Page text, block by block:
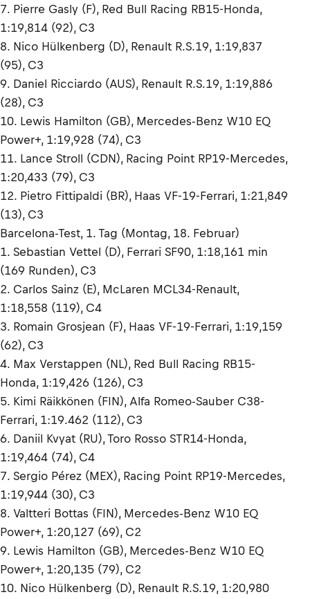
7. Pierre Gasly (F), Red Bull Racing RB15-Honda,
1:19,814 (92), C3
8. Nico Hülkenberg (D), Renault R.S.19, 1:19,837
(95), C3
9. Daniel Ricciardo (AUS), Renault R.S.19, 1:19,886
(28), C3
10. Lewis Hamilton (GB), Mercedes-Benz W10 EQ
Power+, 1:19,928 (74), C3
11. Lance Stroll (CDN), Racing Point RP19-Mercedes,
1:20,433 (79), C3
12. Pietro Fittipaldi (BR), Haas VF-19-Ferrari, 1:21,849
(13), C3
Barcelona-Test, 1. Tag (Montag, 18. Februar)
1. Sebastian Vettel (D), Ferrari SF90, 1:18,161 min
(169 Runden), C3
2. Carlos Sainz (E), McLaren MCL34-Renault,
1:18,558 (119), C4
3. Romain Grosjean (F), Haas VF-19-Ferrari, 1:19,159
(62), C3
4. Max Verstappen (NL), Red Bull Racing RB15-
Honda, 1:19,426 (126), C3
5. Kimi Räikkönen (FIN), Alfa Romeo-Sauber C38-
Ferrari, 1:19.462 (112), C3
6. Daniil Kvyat (RU), Toro Rosso STR14-Honda,
1:19,464 (74), C4
7. Sergio Pérez (MEX), Racing Point RP19-Mercedes,
1:19,944 (30), C3
8. Valtteri Bottas (FIN), Mercedes-Benz W10 EQ
Power+, 1:20,127 (69), C2
9. Lewis Hamilton (GB), Mercedes-Benz W10 EQ
Power+, 1:20,135 (79), C2
10. Nico Hülkenberg (D), Renault R.S.19, 1:20,980